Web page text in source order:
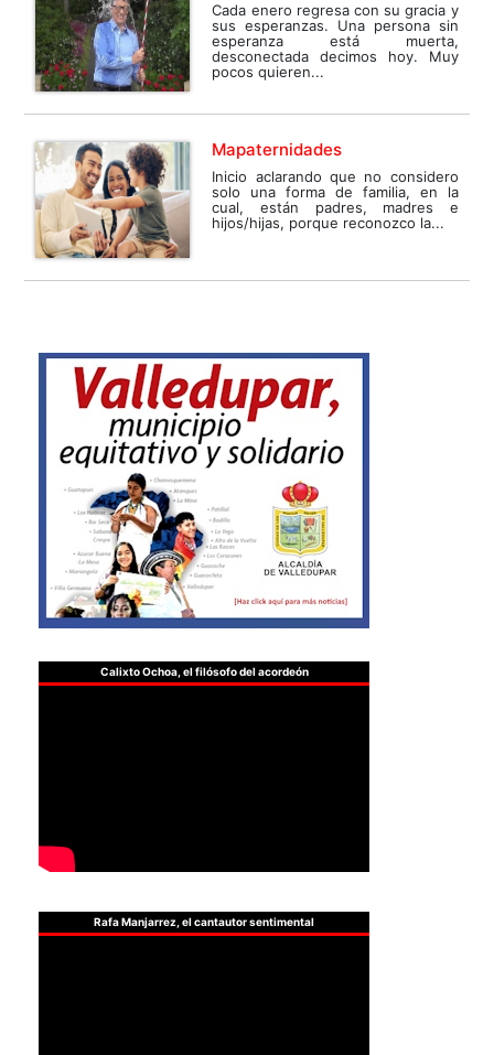
Cada enero regresa con su gracia y
sus esperanzas. Una persona sin
esperanza está muerta,
desconectada decimos hoy. Muy
pocos quieren...
Mapaternidades
Inicio aclarando que no considero
solo una forma de familia, en la
cual, están padres, madres e
hijos/hijas, porque reconozco la...
Calixto Ochoa, el filósofo del acordeón
Rafa Manjarrez, el cantautor sentimental